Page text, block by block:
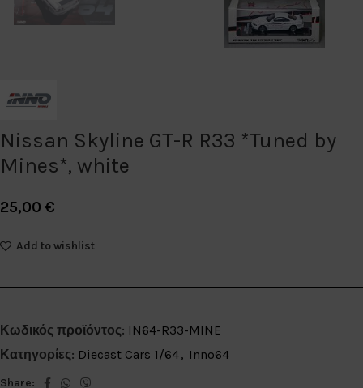
Nissan Skyline GT-R R33 *Tuned by
Mines*, white
25,00 €
Add to wishlist
Κωδικός προϊόντος: IN64-R33-MINE
Κατηγορίες: Diecast Cars 1/64, Inno64
Share: